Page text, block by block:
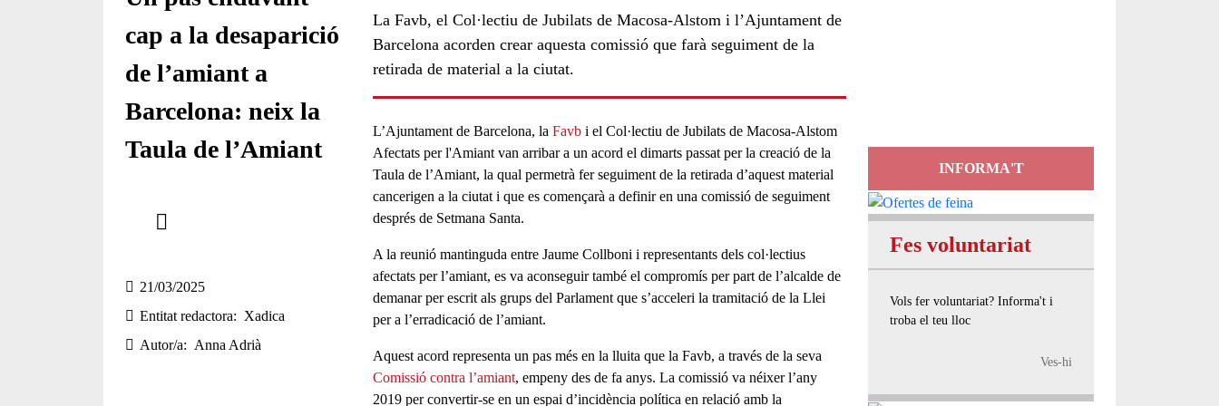
cap a la desaparició
de l’amiant a
Barcelona: neix la
Taula de l’Amiant
21/03/2025
Entitat redactora
Xadica
Autor/a
Anna Adrià
La Favb, el Col·lectiu de Jubilats de Macosa-Alstom i l’Ajuntament de
Barcelona acorden crear aquesta comissió que farà seguiment de la
retirada de material a la ciutat.
L’Ajuntament de Barcelona, la Favbi el Col·lectiu de Jubilats de Macosa-Alstom
Afectats per l'Amiantvan arribar a un acord el dimarts passat per la creació de la
Taula de l’Amiant, la qual permetrà fer seguiment de la retirada d’aquest material
cancerigen a la ciutat i que es començarà a definir en una comissió de seguiment
després de Setmana Santa.
A la reunió mantinguda entre Jaume Collboni i representants dels col·lectius
afectats per l’amiant, es va aconseguir també el compromís per part de l’alcalde de
demanar per escrit als grups del Parlamentque s’acceleri la tramitació de la Llei
per a l’erradicació de l’amiant.
Aquest acord representa un pas més en la lluita que la Favb, a través de la seva
Comissió contra l’amiant, empeny des de fa anys. La comissió va néixer l’any
2019 per convertir-se en un espai d’incidència política en relació amb la
INFORMA'T
Fes voluntariat
Vols fer voluntariat? Informa't i
troba el teu lloc
Ves-hi